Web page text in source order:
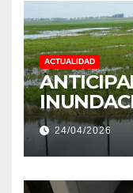
ACTUALIDAD
NIÑO
24/04/2026